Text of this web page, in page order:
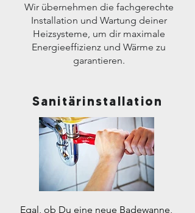
Wir übernehmen die fachgerechte
Installation und Wartung deiner
Heizsysteme, um dir maximale
Energieeffizienz und Wärme zu
garantieren.
Sanitärinstallation
Egal, ob Du eine neue Badewanne,